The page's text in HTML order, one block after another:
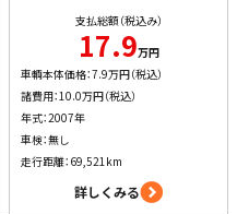
支払総額（税込み）
17.9万円
車輌本体価格：7.9万円（税込）
諸費用：10.0万円（税込）
年式：2007年
車検：無し
走行距離：69,521km
詳しくみる